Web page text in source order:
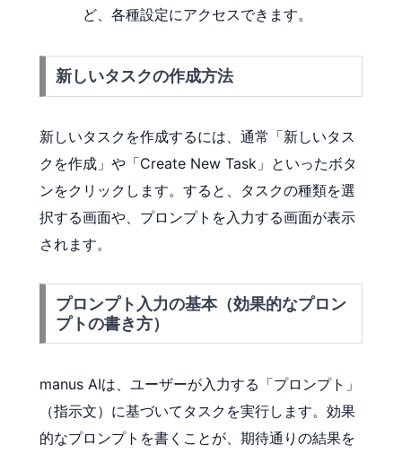
ど、各種設定にアクセスできます。
新しいタスクの作成方法
新しいタスクを作成するには、通常「新しいタス
クを作成」や「Create New Task」といったボタ
ンをクリックします。すると、タスクの種類を選
択する画面や、プロンプトを入力する画面が表示
されます。
プロンプト入力の基本（効果的なプロン
プトの書き方）
manus AIは、ユーザーが入力する「プロンプト」
（指示文）に基づいてタスクを実行します。効果
的なプロンプトを書くことが、期待通りの結果を